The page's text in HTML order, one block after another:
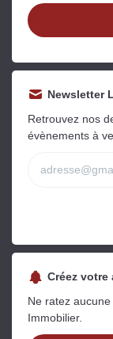
Newsletter
Retrouvez nos
évènements à
Créez votre
Ne ratez
Immobilier.